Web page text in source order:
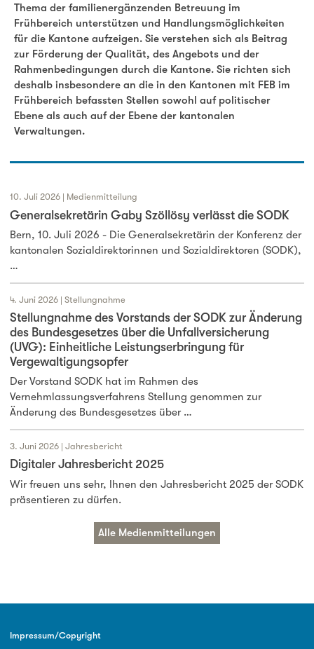
Thema der familienergänzenden Betreuung im
Frühbereich unterstützen und Handlungsmöglichkeiten
für die Kantone aufzeigen. Sie verstehen sich als Beitrag
zur Förderung der Qualität, des Angebots und der
Rahmenbedingungen durch die Kantone. Sie richten sich
deshalb insbesondere an die in den Kantonen mit FEB im
Frühbereich befassten Stellen sowohl auf politischer
Ebene als auch auf der Ebene der kantonalen
Verwaltungen.
10. Juli 2026 | Medienmitteilung
Generalsekretärin Gaby Szöllösy verlässt die SODK
Bern, 10. Juli 2026 - Die Generalsekretärin der Konferenz der
kantonalen Sozialdirektorinnen und Sozialdirektoren (SODK),
…
4. Juni 2026 | Stellungnahme
Stellungnahme des Vorstands der SODK zur Änderung
des Bundesgesetzes über die Unfallversicherung
(UVG): Einheitliche Leistungserbringung für
Vergewaltigungsopfer
Der Vorstand SODK hat im Rahmen des
Vernehmlassungsverfahrens Stellung genommen zur
Änderung des Bundesgesetzes über …
3. Juni 2026 | Jahresbericht
Digitaler Jahresbericht 2025
Wir freuen uns sehr, Ihnen den Jahresbericht 2025 der SODK
präsentieren zu dürfen.
Alle Medienmitteilungen
Impressum/Copyright